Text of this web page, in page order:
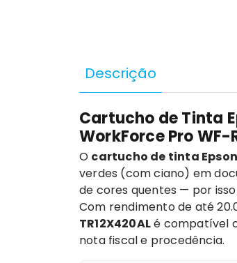
Descrição
Cartucho de Tinta
WorkForce Pro WF-
O cartucho de tinta
verdes (com ciano) em
de cores quentes — por
Com rendimento de até
TR12X420ALé compatível
nota fiscal e procedência.